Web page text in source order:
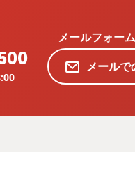
メールフォー
メールで